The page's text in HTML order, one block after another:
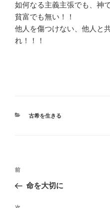
如何なる主義主張でも、神
貧富でも無い！！
他人を傷つけない、他人と
れ！！！
カ
古希を生きる
投
ナ
前
の
前
命を大切に